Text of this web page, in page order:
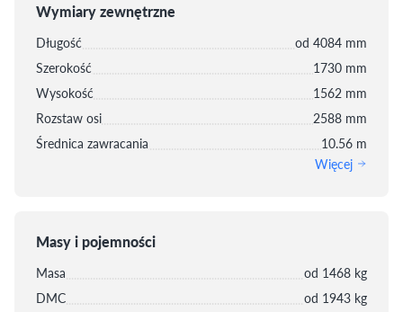
Wymiary zewnętrzne
Długość
od 4084 mm
Szerokość
1730 mm
Wysokość
1562 mm
Rozstaw osi
2588 mm
Średnica zawracania
10.56 m
Więcej
Masy i pojemności
Masa
od 1468 kg
DMC
od 1943 kg